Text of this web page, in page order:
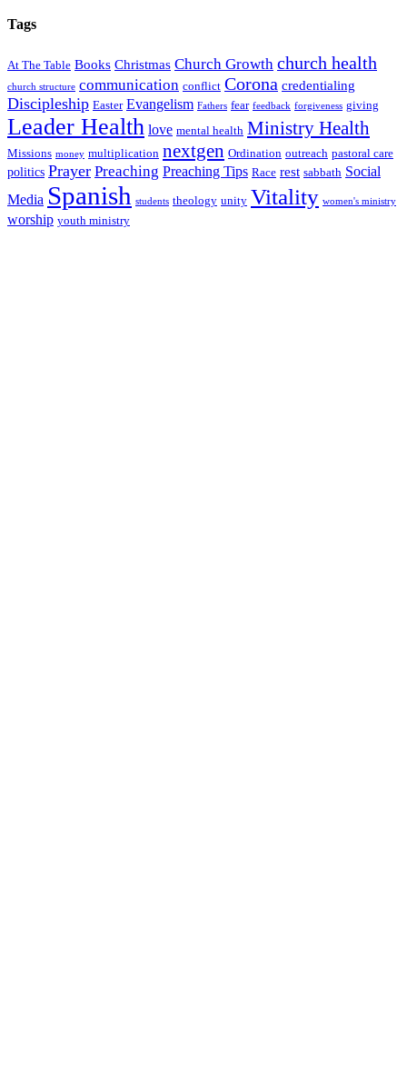
Tags
At The Table Books Christmas Church Growth church health
church structure communication conflict Corona credentialing
Discipleship Easter Evangelism Fathers fear feedback forgiveness giving
Leader Health love mental health Ministry Health
Missions money multiplication nextgen Ordination outreach pastoral care
politics Prayer Preaching Preaching Tips Race rest sabbath Social
Media Spanish students theology unity Vitality women's ministry
worship youth ministry